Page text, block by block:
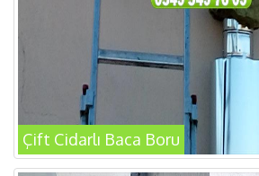
Çift Cidarlı Baca Boru